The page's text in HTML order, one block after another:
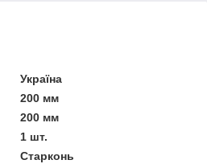
Україна
200 мм
200 мм
1 шт.
Старконь